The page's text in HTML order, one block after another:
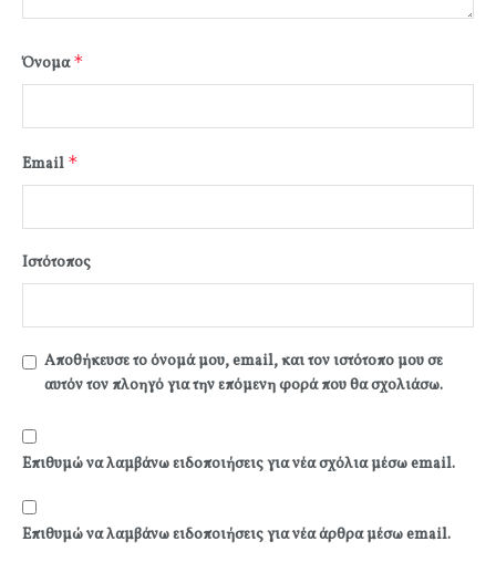
Όνομα*
Email *
Ιστότοπος
Αποθήκευσε το όνομά μου, email, και τον ιστότοπο μου σε
αυτόν τον πλοηγό για την επόμενη φορά που θα σχολιάσω.
Επιθυμώ να λαμβάνω ειδοποιήσεις για νέα σχόλια μέσω email.
Επιθυμώ να λαμβάνω ειδοποιήσεις για νέα άρθρα μέσω email.